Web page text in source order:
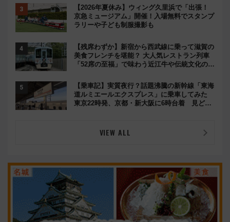
【2026年夏休み】ウィング久里浜で「出張！
京急ミュージアム」開催！入場無料でスタンプ
ラリーや子ども制服撮影も
【残席わずか】新宿から西武線に乗って滋賀の
美食フレンチを堪能？ 大人気レストラン列車
「52席の至福」で味わう近江牛や伝統文化の特
【乗車記】実質夜行？話題沸騰の新幹線「東海
道ルミエールエクスプレス」に乗車してみた
東京22時発、京都・新大阪に6時台着 見どこ
VIEW ALL